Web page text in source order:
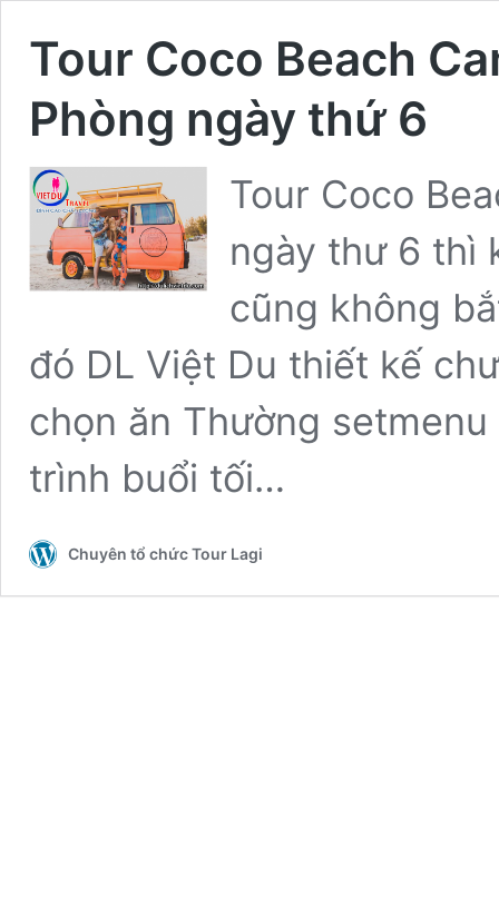
Tour Coco Beach
Phòng ngày thứ 6
Tour Coco
ngày thư 6 thì
cũng không
đó DL Việt Du thiết kế
chọn ăn Thường
trình buổi tối…
Chuyên tổ chức Tour Lagi